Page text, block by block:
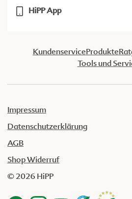
HiPP App
KundenserviceProdukte
Tools und
Impressum
Datenschutzerklärung
AGB
Shop Widerruf
© 2026 HiPP